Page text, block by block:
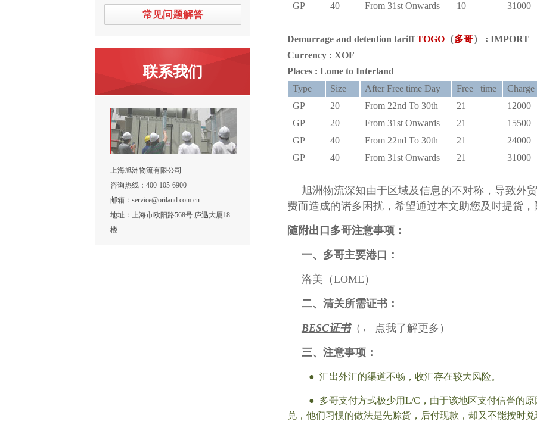
常见问题解答
联系我们
上海旭洲物流有限公司
咨询热线：400-105-6900
邮箱：service@oriland.com.cn
地址：上海市欧阳路568号 庐迅大厦18
楼
GP
40 From 31st Onwards 10 31000
Demurrage and detention tariffTOGO（多哥） : IMPORT
Currency : XOF
Places : Lome to Interland
Type
Size After Free time Day Free time Charge
GP
20 From 22nd To 30th 21 12000
GP
20 From 31st Onwards 21 15500
GP
40 From 22nd To 30th 21 24000
GP
40 From 31st Onwards 21 31000
旭洲物流深知由于区域及信息的不对称，导致外
费而造成的诸多困扰，希望通过本文助您及时提货，
随附出口多哥注意事项：
一、多哥主要港口：
洛美（LOME）
二、清关所需证书：
BESC证书（ ← 点我了解更多）
三、注意事项：
● 汇出外汇的渠道不畅，收汇存在较大风险。
● 多哥支付方式极少用L/C，由于该地区支付信誉的
兑，他们习惯的做法是先赊货，后付现款，却又不能按时